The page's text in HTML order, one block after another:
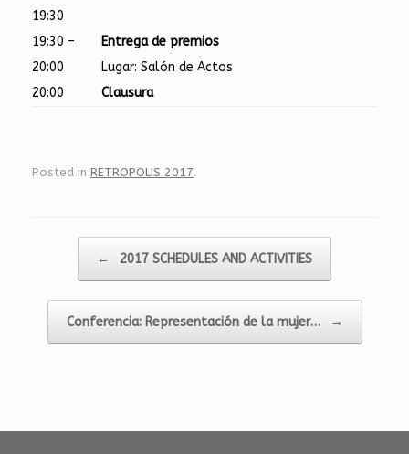
19:30
19:30 –
20:00
Entrega de premios
Lugar: Salón de Actos
20:00
Clausura
Posted in RETROPOLIS 2017.
← 2017 SCHEDULES AND ACTIVITIES
Conferencia: Representación de la mujer… →